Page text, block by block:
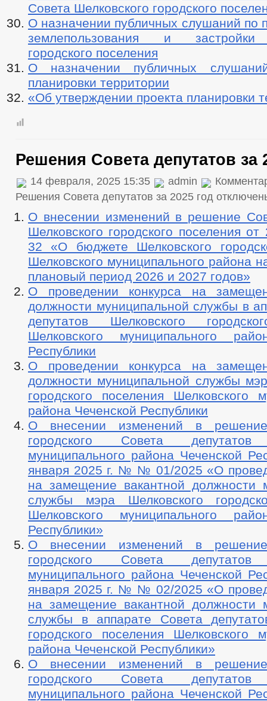
Совета Шелковского городского
О назначении публичных слушаний по
землепользования и застройки
городского поселения
О назначении публичных
планировки территории
«Об утверждении проекта планировки
Решения Совета депутатов за
14 февраля, 2025 15:35 admin
Решения Совета депутатов за 2025 год
О внесении изменений в решение
Шелковского городского поселения
32 «О бюджете Шелковского
Шелковского муниципального района
плановый период 2026 и 2027 годов»
О проведении конкурса на
должности муниципальной службы в
депутатов Шелковского
Шелковского муниципального
Республики
О проведении конкурса на
должности муниципальной службы
городского поселения Шелковского
района Чеченской Республики
О внесении изменений в решение
городского Совета депутатов
муниципального района Чеченской
января 2025 г. № № 01/2025 «О
на замещение вакантной должности
службы мэра Шелковского
Шелковского муниципального
Республики»
О внесении изменений в решение
городского Совета депутатов
муниципального района Чеченской
января 2025 г. № № 02/2025 «О
на замещение вакантной должности
службы в аппарате Совета
городского поселения Шелковского
района Чеченской Республики»
О внесении изменений в решение
городского Совета депутатов
муниципального района Чеченской